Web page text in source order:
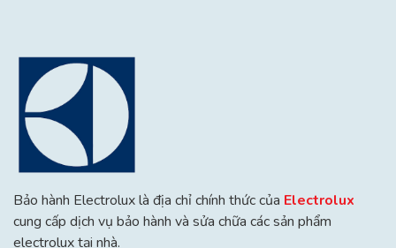
Bảo hành Electrolux là địa chỉ chính thức của Electrolux
cung cấp dịch vụ bảo hành và sửa chữa các sản phẩm
electrolux tại nhà.